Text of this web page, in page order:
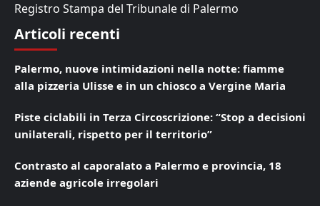
Registro Stampa del Tribunale di Palermo
Articoli recenti
Palermo, nuove intimidazioni nella notte: fiamme
alla pizzeria Ulisse e in un chiosco a Vergine Maria
Piste ciclabili in Terza Circoscrizione: “Stop a decisioni
unilaterali, rispetto per il territorio”
Contrasto al caporalato a Palermo e provincia, 18
aziende agricole irregolari